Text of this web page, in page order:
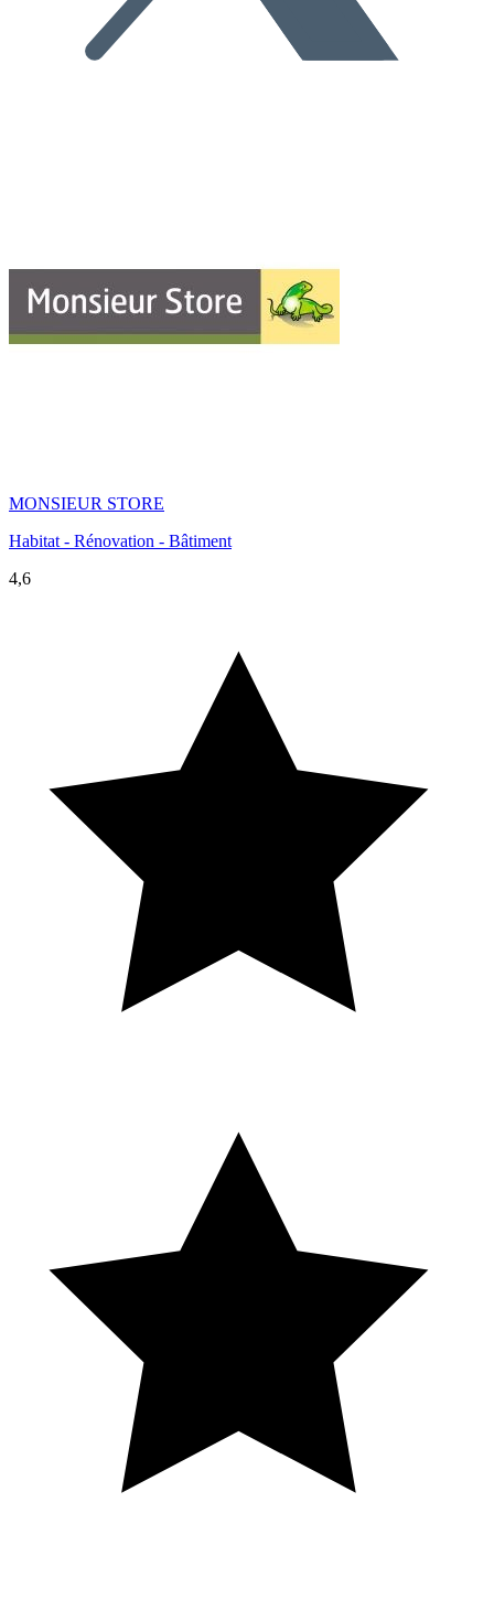
MONSIEUR STORE
Habitat - Rénovation - Bâtiment
4,6